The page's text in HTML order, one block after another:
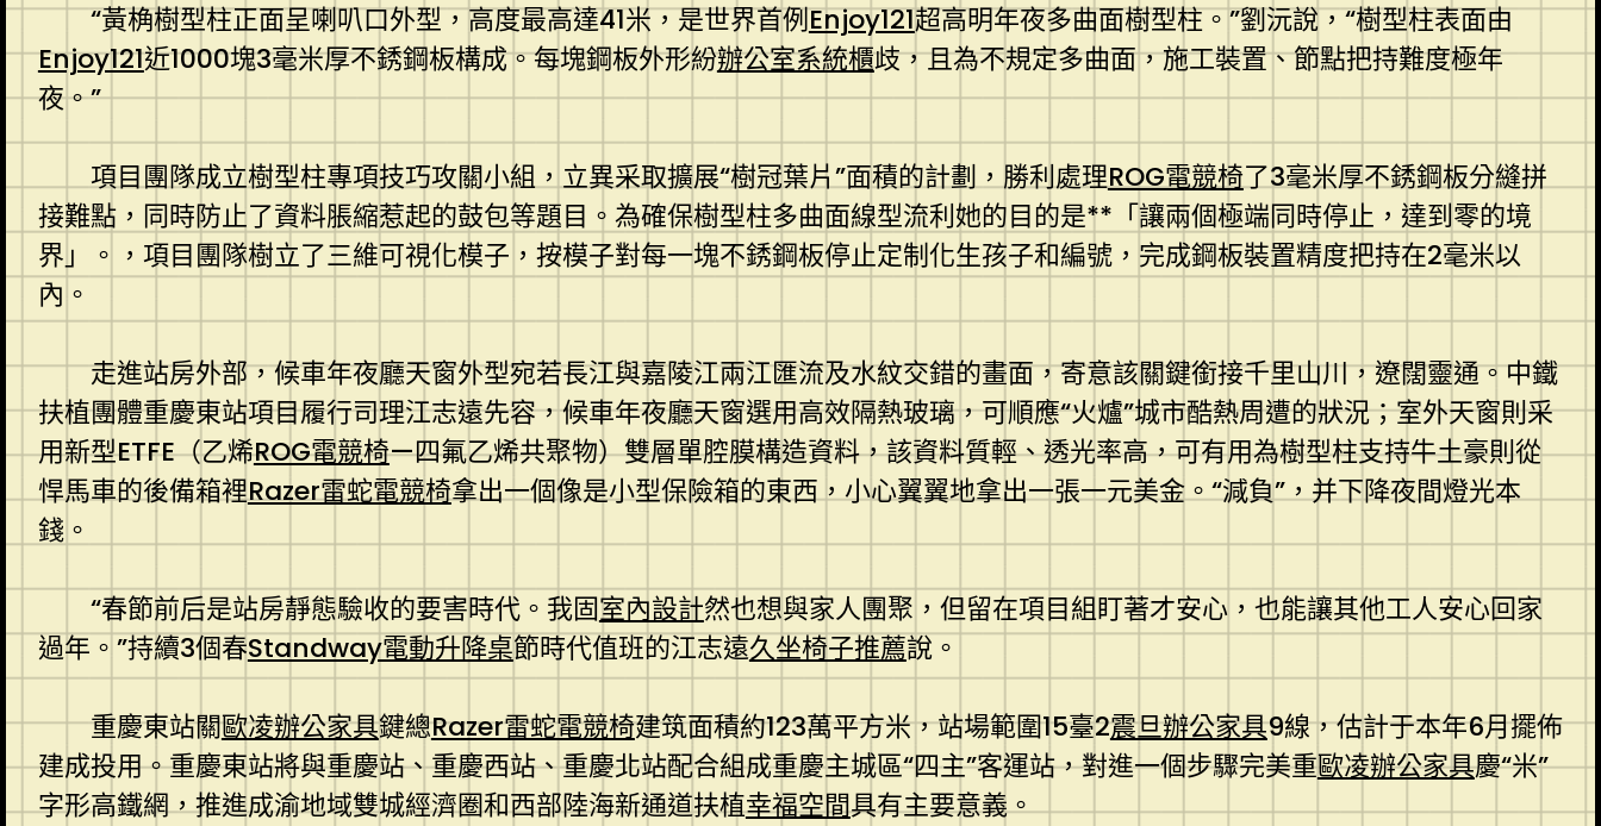
“黃桷樹型柱正面呈喇叭口外型，高度最高達41米，是世界首例Enjoy121超高明年夜多曲面樹型柱。”劉沅說，“樹型柱表面由
Enjoy121近1000塊3毫米厚不銹鋼板構成。每塊鋼板外形紛辦公室系統櫃歧，且為不規定多曲面，施工裝置、節點把持難度極年
夜。”
項目團隊成立樹型柱專項技巧攻關小組，立異采取擴展“樹冠葉片”面積的計劃，勝利處理ROG電競椅了3毫米厚不銹鋼板分縫拼
接難點，同時防止了資料脹縮惹起的鼓包等題目。為確保樹型柱多曲面線型流利她的目的是**「讓兩個極端同時停止，達到零的境
界」。，項目團隊樹立了三維可視化模子，按模子對每一塊不銹鋼板停止定制化生孩子和編號，完成鋼板裝置精度把持在2毫米以
內。
走進站房外部，候車年夜廳天窗外型宛若長江與嘉陵江兩江匯流及水紋交錯的畫面，寄意該關鍵銜接千里山川，遼闊靈通。中鐵
扶植團體重慶東站項目履行司理江志遠先容，候車年夜廳天窗選用高效隔熱玻璃，可順應“火爐”城市酷熱周遭的狀況；室外天窗則采
用新型ETFE（乙烯ROG電競椅—四氟乙烯共聚物）雙層單腔膜構造資料，該資料質輕、透光率高，可有用為樹型柱支持牛土豪則從
悍馬車的後備箱裡Razer雷蛇電競椅拿出一個像是小型保險箱的東西，小心翼翼地拿出一張一元美金。“減負”，并下降夜間燈光本
錢。
“春節前后是站房靜態驗收的要害時代。我固室內設計然也想與家人團聚，但留在項目組盯著才安心，也能讓其他工人安心回家
過年。”持續3個春Standway電動升降桌節時代值班的江志遠久坐椅子推薦說。
重慶東站關歐凌辦公家具鍵總Razer雷蛇電競椅建筑面積約123萬平方米，站場範圍15臺2震旦辦公家具9線，估計于本年6月擺佈
建成投用。重慶東站將與重慶站、重慶西站、重慶北站配合組成重慶主城區“四主”客運站，對進一個步驟完美重歐凌辦公家具慶“米”
字形高鐵網，推進成渝地域雙城經濟圈和西部陸海新通道扶植幸福空間具有主要意義。